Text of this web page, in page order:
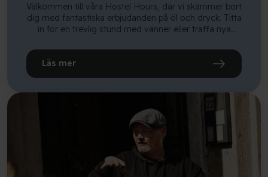
Välkommen till våra Hostel Hours, där vi skämmer bort
dig med fantastiska erbjudanden på öl och dryck. Titta
in för en trevlig stund med vänner eller träffa nya
avslappnad atmosfär, bra priser och trevligt sällskap i
öl! 🍻
Få en liten fatöl för 25 DKK eller en stor fatöl för
endast 35 DKK (Tuborg och Carlsberg).
Vi har vandrarhemstimmar två gånger om dagen,
varje dag. Den första är mellan 17.00 – 18.00, den
andra är kl 20.00 – 21.00!
Läs mer